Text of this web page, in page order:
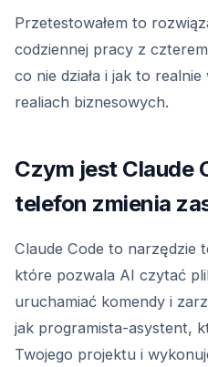
Przetestowałem to
codziennej pracy z
co nie działa i jak to
realiach biznesowych.
Czym jest Claude
telefon zmienia
Claude Code to narzędzie
które pozwala AI czytać
uruchamiać komendy i
jak programista-asystent,
Twojego projektu i